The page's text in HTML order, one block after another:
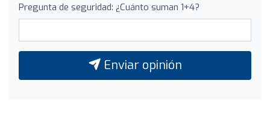
Pregunta de seguridad: ¿Cuánto suman 1+4?
Enviar opinión